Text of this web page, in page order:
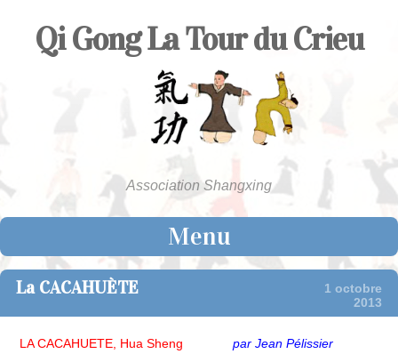
Qi Gong La Tour du Crieu
Association Shangxing
Menu
Skip to content
La CACAHUÈTE
1 octobre
2013
LA CACAHUETE, Hua Sheng
par Jean Pélissier